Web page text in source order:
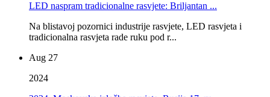
LED naspram tradicionalne rasvjete: Briljantan ...
Na blistavoj pozornici industrije rasvjete, LED rasvjeta i
tradicionalna rasvjeta rade ruku pod r...
Aug 27
2024